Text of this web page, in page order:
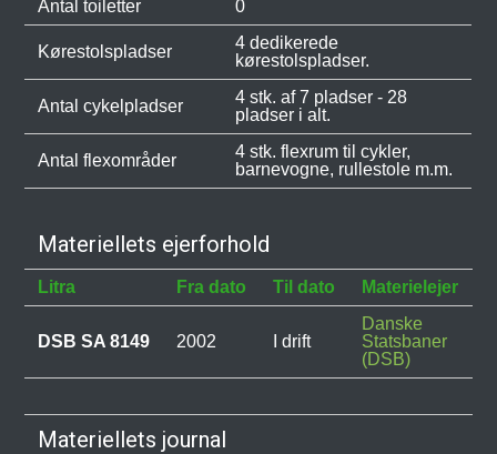
Antal toiletter
0
Kørestolspladser
4 dedikerede
kørestolspladser.
Antal cykelpladser
4 stk. af 7 pladser - 28
pladser i alt.
Antal flexområder
4 stk. flexrum til cykler,
barnevogne, rullestole m.m.
Materiellets ejerforhold
Litra Fra dato Til dato Materielejer
DSB SA 8149 2002 I drift
Danske
Statsbaner
(DSB)
Materiellets journal